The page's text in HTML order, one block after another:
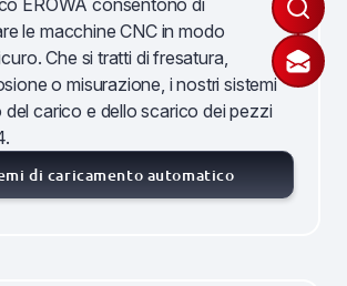
EROWA consentono di
le macchine CNC in modo
Che si tratti di fresatura,
o misurazione, i nostri sistemi
carico e dello scarico dei pezzi
di caricamento automatico